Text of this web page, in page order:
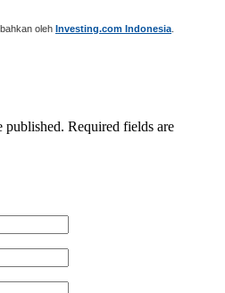
oleh Investing.com Indonesia
Required fields are